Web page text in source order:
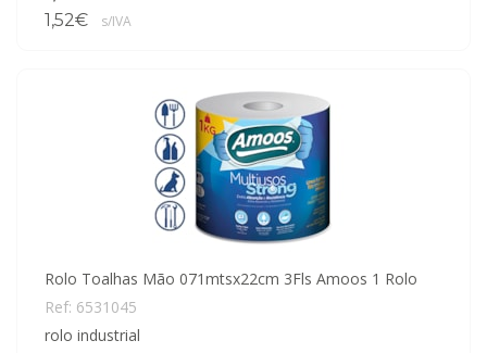
1,52€ s/IVA
Rolo Toalhas Mão 071mtsx22cm 3Fls Amoos 1 Rolo
Ref: 6531045
rolo industrial